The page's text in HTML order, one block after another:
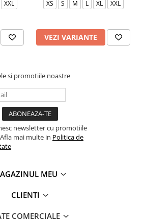
XXL XS S M L XL XXL
VEZI VARIANTE
si promotiile noastre
newsletter cu promotiile
mai multe in Politica de
MEU
CLIENTI
COMERCIALE